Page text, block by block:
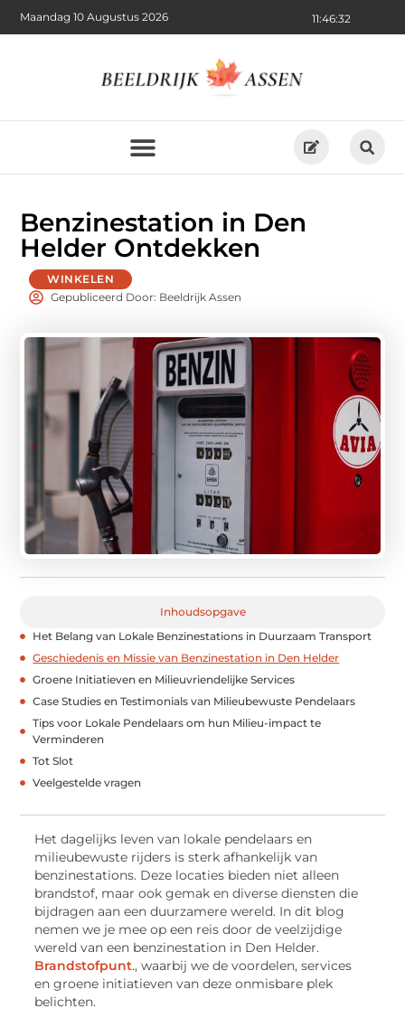
11:46:34
Maandag 10 Augustus 2026
Benzinestation in Den
Helder Ontdekken
WINKELEN
Gepubliceerd Door: Beeldrijk Assen
Inhoudsopgave
Het Belang van Lokale Benzinestations in Duurzaam Transport
Geschiedenis en Missie van Benzinestation in Den Helder
Groene Initiatieven en Milieuvriendelijke Services
Case Studies en Testimonials van Milieubewuste Pendelaars
Tips voor Lokale Pendelaars om hun Milieu-impact te
Verminderen
Tot Slot
Veelgestelde vragen
Het dagelijks leven van lokale pendelaars en
milieubewuste rijders is sterk afhankelijk van
benzinestations. Deze locaties bieden niet alleen
brandstof, maar ook gemak en diverse diensten die
bijdragen aan een duurzamere wereld. In dit blog
nemen we je mee op een reis door de veelzijdige
wereld van een benzinestation in Den Helder.
Brandstofpunt., waarbij we de voordelen, services
en groene initiatieven van deze onmisbare plek
belichten.